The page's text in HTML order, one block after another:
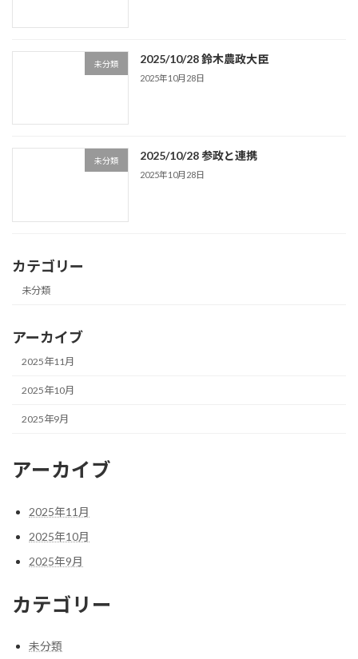
未分類 2025/10/28 鈴木農政大臣
2025年10月28日
未分類 2025/10/28 参政と連携
2025年10月28日
カテゴリー
未分類
アーカイブ
2025年11月
2025年10月
2025年9月
アーカイブ
2025年11月
2025年10月
2025年9月
カテゴリー
未分類